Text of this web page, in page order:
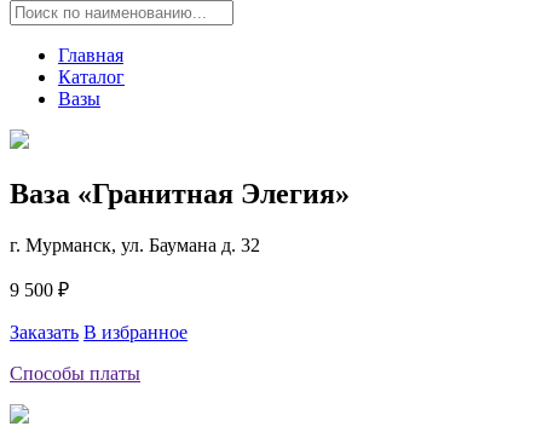
Главная
Каталог
Вазы
Ваза «Гранитная Элегия»
г. Мурманск, ул. Баумана д. 32
9 500 ₽
Заказать В избранное
Способы платы